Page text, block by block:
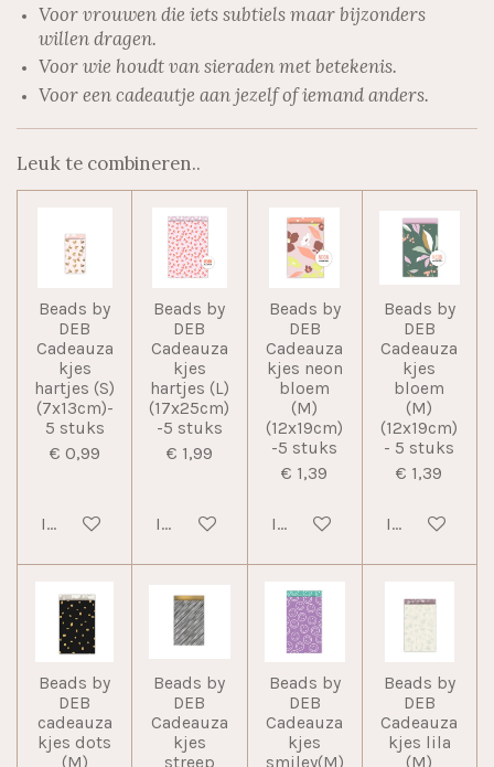
Voor vrouwen die iets subtiels maar bijzonders
willen dragen.
Voor wie houdt van sieraden met betekenis.
Voor een cadeautje aan jezelf of iemand anders.
Leuk te combineren..
Beads by
DEB
Cadeauza
kjes
hartjes (S)
(7x13cm)-
5 stuks
€ 0,99
In winkelwagen
Beads by
DEB
Cadeauza
kjes
hartjes (L)
(17x25cm)
-5 stuks
€ 1,99
In winkelwagen
Beads by
DEB
Cadeauza
kjes neon
bloem
(M)
(12x19cm)
-5 stuks
€ 1,39
In winkelwagen
Beads by
DEB
Cadeauza
kjes
bloem
(M)
(12x19cm)
- 5 stuks
€ 1,39
In
Beads by
DEB
cadeauza
kjes dots
(M)
Beads by
DEB
Cadeauza
kjes
streep
Beads by
DEB
Cadeauza
kjes
smiley(M)
Beads by
DEB
Cadeauza
kjes lila
(M)